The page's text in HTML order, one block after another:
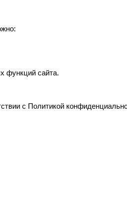
функций сайта.
с Политикой